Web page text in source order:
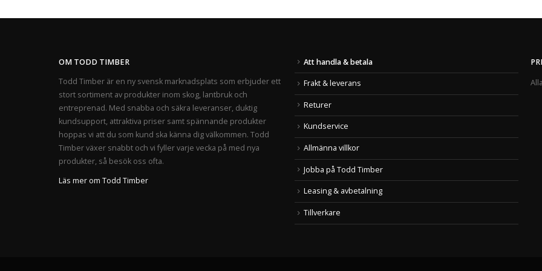
OM TODD TIMBER
Todd Timber är en ny svensk marknadsplats som erbjuder ett
stort sortiment av produkter inom skog, lantbruk och
entreprenad. Med snabba och säkra leveranser, duktig
kundsupport, attraktiva priser samt spännande produkter
hoppas vi att du som kund ska känna dig välkommen. Todd
Timber växer snabbt och vi fyller varje vecka på med nya
produkter, så besök oss ofta.
Läs mer om Todd Timber
Att handla & betala
Frakt & leverans
Returer
Kundservice
Allmänna villkor
Jobba på Todd Timber
Leasing & avbetalning
Tillverkare